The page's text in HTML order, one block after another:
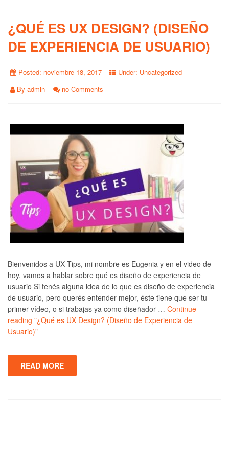
¿QUÉ ES UX DESIGN? (DISEÑO
DE EXPERIENCIA DE USUARIO)
Posted: noviembre 18, 2017 Under: Uncategorized
By admin no Comments
Bienvenidos a UX Tips, mi nombre es Eugenia y en el video de
hoy, vamos a hablar sobre qué es diseño de experiencia de
usuario Si tenés alguna idea de lo que es diseño de experiencia
de usuario, pero querés entender mejor, éste tiene que ser tu
primer vídeo, o si trabajas ya como diseñador … Continue
reading "¿Qué es UX Design? (Diseño de Experiencia de
Usuario)"
READ MORE